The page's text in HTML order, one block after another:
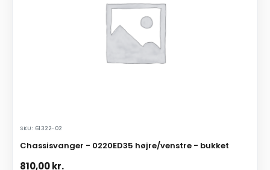
SKU: 61322-02
Chassisvanger - 0220ED35 højre/venstre - bukket
810,00kr.